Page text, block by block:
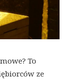
To
ze